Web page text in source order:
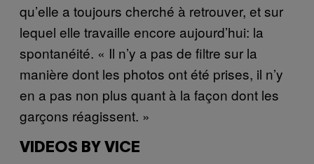
qu’elle a toujours cherché à retrouver, et sur
lequel elle travaille encore aujourd’hui: la
spontanéité. « Il n’y a pas de filtre sur la
manière dont les photos ont été prises, il n’y
en a pas non plus quant à la façon dont les
garçons réagissent. »
VIDEOS BY VICE